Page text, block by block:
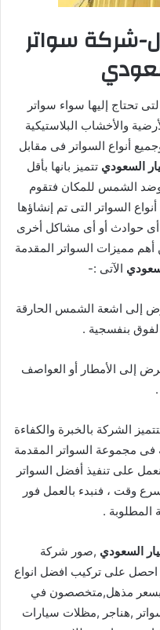
شركة سواتر
تحتاج إليها سواء سواتر
والأخشاب البلاستيكية
أنواع السواتر فى مقابل
السعودي تتميز بانها بأقل
الشمس للمكان فتقوم
السواتر التى تم إنشاؤها
أى حوادث أو أى مشاكل أخرى
أهم مميزات السواتر المقدمة
الآتى :-
اشعة الشمس الحارقة
بنفسجية .
الأمطار أو العواصف
.
الشركة بالخبرة والكفاءة
فى مجموعة السواتر المقدمة
على تنفيذ أفضل السواتر
وقت ، فنبدء بالعمل فور
المطلوبة .
السعودي ,صور شركة
احصل على تركيب افضل انواع
بسعر مذهل,متخصصون في
,هناجر ,مظلات سيارات